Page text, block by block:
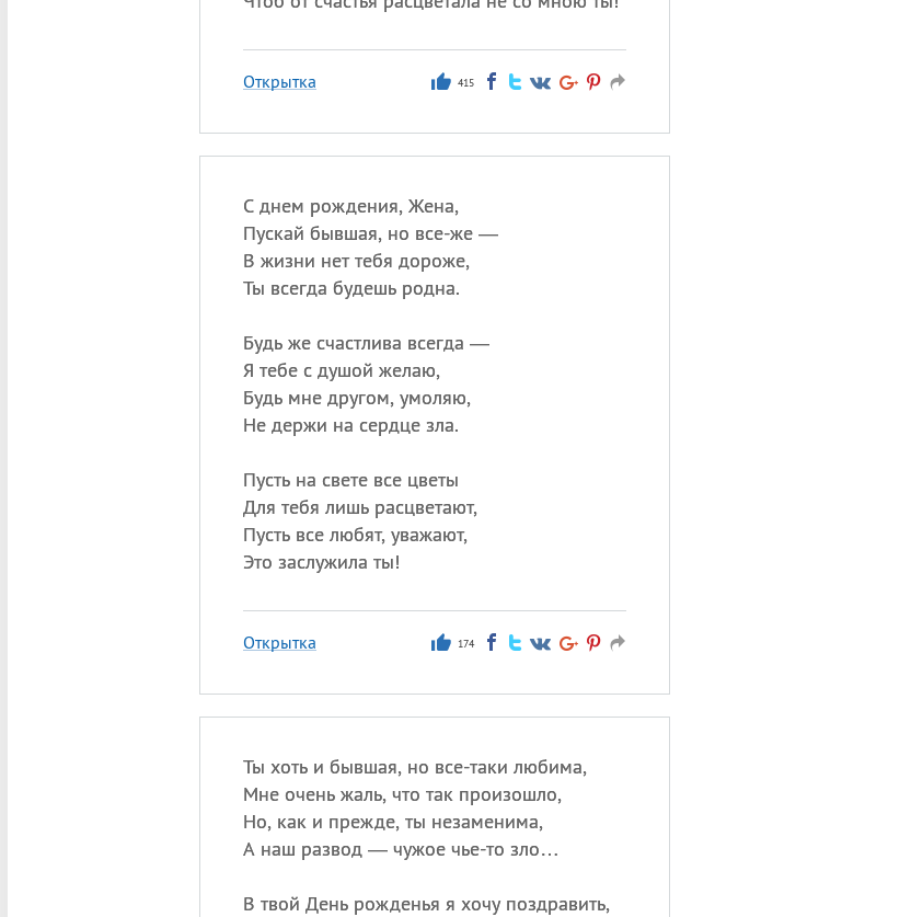
Открытка 415
С днем рождения, Жена,
Пускай бывшая, но все-же —
В жизни нет тебя дороже,
Ты всегда будешь родна.
Будь же счастлива всегда —
Я тебе с душой желаю,
Будь мне другом, умоляю,
Не держи на сердце зла.
Пусть на свете все цветы
Для тебя лишь расцветают,
Пусть все любят, уважают,
Это заслужила ты!
Открытка 174
Ты хоть и бывшая, но все-таки любима,
Мне очень жаль, что так произошло,
Но, как и прежде, ты незаменима,
А наш развод — чужое чье-то зло…
В твой День рожденья я хочу поздравить,